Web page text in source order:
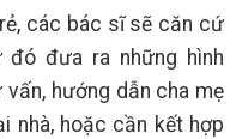
các bác sĩ sẽ căn cứ
đó đưa ra những hình
hướng dẫn cha mẹ
nhà, hoặc cần kết hợp